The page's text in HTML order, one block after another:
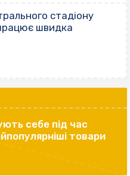
стадіону
швидка
себе під час
товари